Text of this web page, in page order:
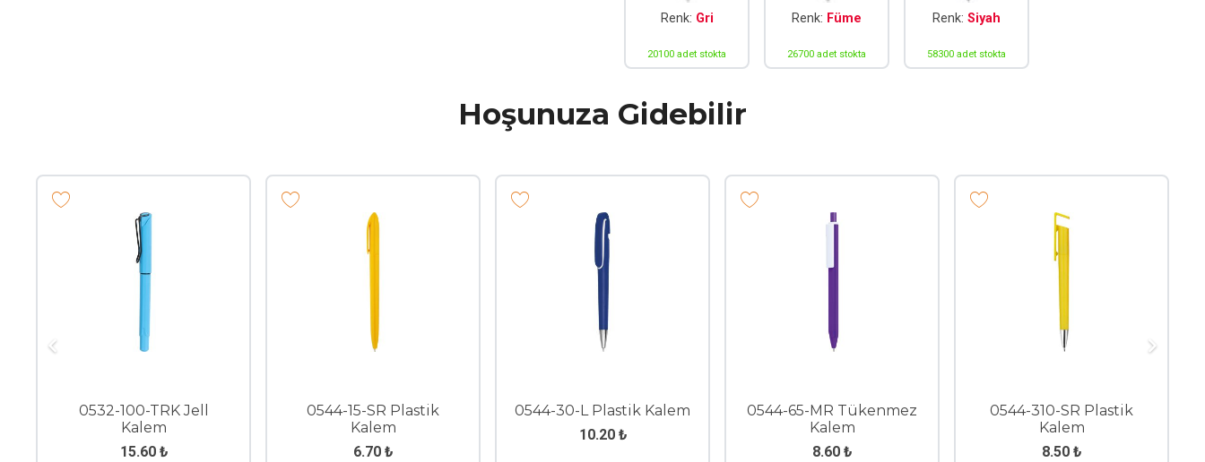
Renk: Gri
20100 adet stokta
Renk: Füme
26700 adet stokta
Renk: Siyah
58300 adet stokta
Hoşunuza Gidebilir
0532-100-TRK Jell
Kalem
15.60 ₺
0544-15-SR Plastik
Kalem
6.70 ₺
0544-30-L Plastik Kalem
10.20 ₺
0544-65-MR Tükenmez
Kalem
8.60 ₺
0544-310-SR Plastik
Kalem
8.50 ₺